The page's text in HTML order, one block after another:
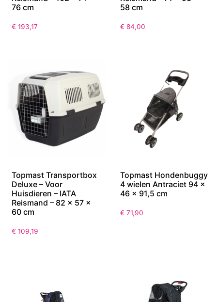
76 cm
€ 193,17
58 cm
€ 84,00
Topmast Transportbox
Deluxe – Voor
Huisdieren – IATA
Reismand – 82 x 57 x
60 cm
€ 109,19
Topmast Hondenbuggy
4 wielen Antraciet 94 x
46 x 91,5 cm
€ 71,90